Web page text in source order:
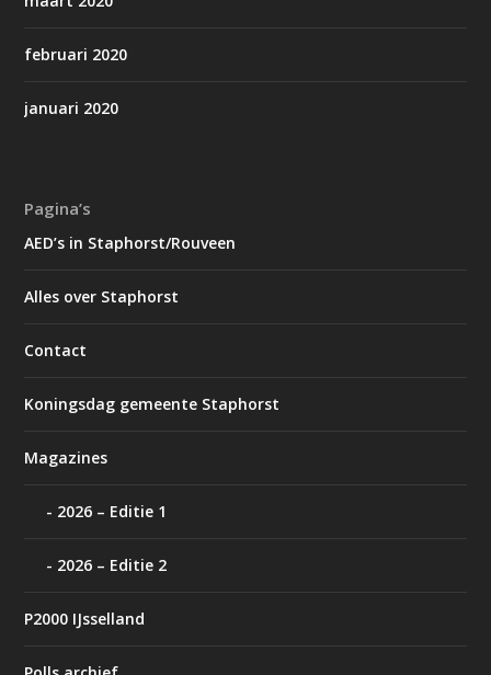
februari 2020
januari 2020
Pagina’s
AED’s in Staphorst/Rouveen
Alles over Staphorst
Contact
Koningsdag gemeente Staphorst
Magazines
2026 – Editie 1
2026 – Editie 2
P2000 IJsselland